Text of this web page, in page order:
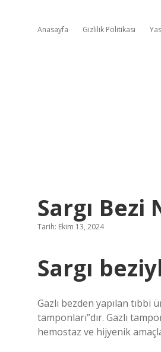
Anasayfa Gizlilik Politikası
Sargı Bezi
Tarih: Ekim 13, 2024
Sargı
Gazlı bezden yapılan tıbbi
tamponları”dır. Gazlı
hemostaz ve hijyenik